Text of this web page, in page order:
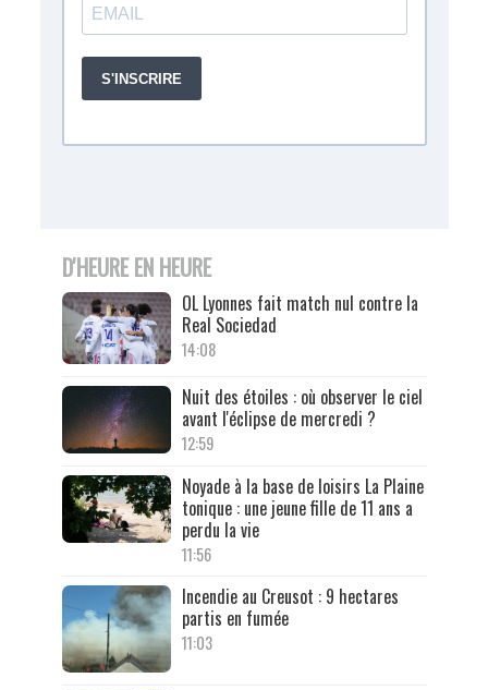
D'HEURE EN HEURE
OL Lyonnes fait match nul contre la
Real Sociedad
14:08
Nuit des étoiles : où observer le ciel
avant l'éclipse de mercredi ?
12:59
Noyade à la base de loisirs La Plaine
tonique : une jeune fille de 11 ans a
perdu la vie
11:56
Incendie au Creusot : 9 hectares
partis en fumée
11:03